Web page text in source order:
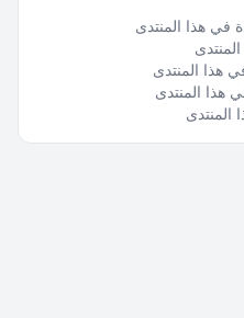
في هذا المنتدى
هذا المنتدى
المنتدى